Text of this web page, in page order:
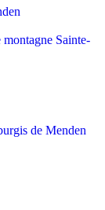
Sainte-
de Menden